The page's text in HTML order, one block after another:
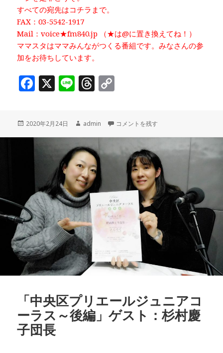
すべての宛先はコチラまで。
FAX：03-5542-1917
Mail：voice★fm840.jp （★は@に置き換えてね！）
ママスタはママみんながつくる番組です。みなさんの参
加をお待ちしています。
F
c
e
b
o
k
X Li
e
T
r
e
a
d
s
y
Li
n
投
2020年2月24日
作
admin ママミーティング ♪ママサポ 中央
コメントを残す
「中央区プリエールジュニアコ
ーラス～後編」ゲスト：杉村慶
子団長